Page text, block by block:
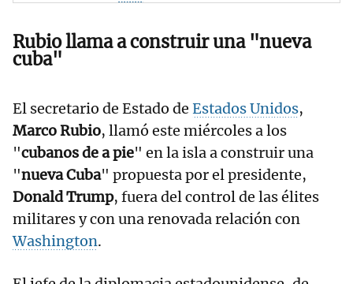
Rubio llama a construir una "nueva
cuba"
El secretario de Estado de Estados Unidos,
Marco Rubio, llamó este miércoles a los
"cubanos de a pie" en la isla a construir una
"nueva Cuba" propuesta por el presidente,
Donald Trump, fuera del control de las élites
militares y con una renovada relación con
Washington.